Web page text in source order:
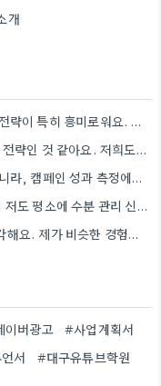
개
링크드인을 통해 B2B 마케팅에 집중하는 전략이 특히 흥미로워요. 저희 회사도 유사한 솔루션을 제공하다 보니, 네트워크…
SEO와 콘텐츠 마케팅 결합은 정말 현명한 전략인 것 같아요. 저희도 비슷한 방식으로 블로그를 운영하고 있는데,…
통계 지식 습득이 단순히 보고서 작성뿐 아니라, 캠페인 성과 측정에도 도움이 된다니 흥미롭네요.
환절기 건조함 때문에 피부 고민 많으시죠? 저도 평소에 수분 관리 신경 쓰느라 시간 오래 뺏깁니다.
롱테일 키워드 활용이 특히 중요하다고 생각해요. 제가 비슷한 경험을 할 때, 너무 일반적인 키워드에 집중했더니…
이버광고
#사업계획서
서
#대구유튜브학원